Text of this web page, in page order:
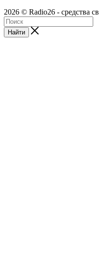
2026 © Radio26 - средства
Найти